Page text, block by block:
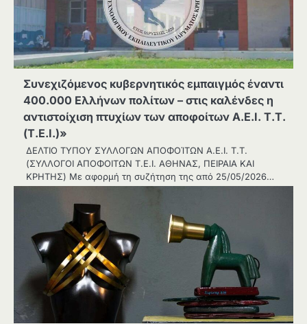
Συνεχιζόμενος κυβερνητικός εμπαιγμός έναντι
400.000 Ελλήνων πολίτων – στις καλένδες η
αντιστοίχιση πτυχίων των αποφοίτων Α.Ε.Ι. Τ.Τ.
(Τ.Ε.Ι.)»
ΔΕΛΤΙΟ ΤΥΠΟΥ ΣΥΛΛΟΓΩΝ ΑΠΟΦΟΊΤΩΝ Α.Ε.Ι. Τ.Τ.
(ΣΥΛΛΟΓΟΙ ΑΠΟΦΟΙΤΩΝ Τ.Ε.Ι. ΑΘΗΝΑΣ, ΠΕΙΡΑΙΑ ΚΑΙ
ΚΡΗΤΗΣ) Με αφορμή τη συζήτηση της από 25/05/2026…